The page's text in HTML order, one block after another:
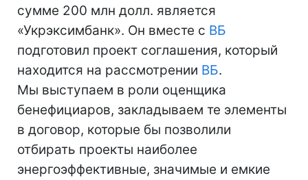
сумме 200 млн долл. является
«Укрэксимбанк». Он вместе с ВБ
подготовил проект соглашения, который
находится на рассмотрении ВБ.
Мы выступаем в роли оценщика
бенефициаров, закладываем те элементы
в договор, которые бы позволили
отбирать проекты наиболее
энергоэффективные, значимые и емкие